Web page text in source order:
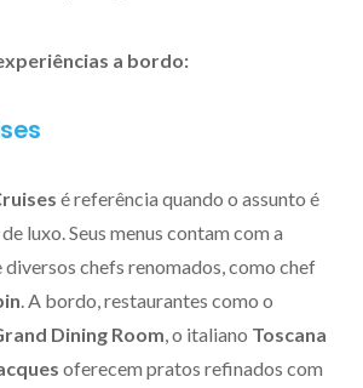
a bordo:
é referência quando o assunto é
luxo. Seus menus contam com a
diversos chefs renomados, como chef
. A bordo, restaurantes como o
Dining Room , o italiano Toscana
oferecem pratos refinados com